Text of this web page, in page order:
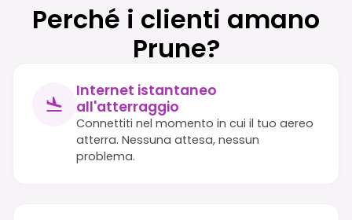
Perché i clienti amano
Prune?
Internet istantaneo
all'atterraggio
Connettiti nel momento in cui il tuo aereo
atterra. Nessuna attesa, nessun
problema.